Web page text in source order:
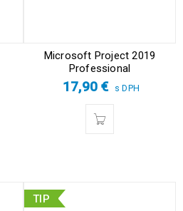
Microsoft Project 2019
Professional
17,90€ s DPH
TIP